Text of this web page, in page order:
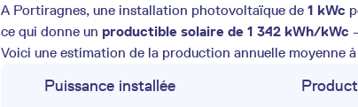
A Portiragnes, une installation photovoltaïque de 1 kWc
ce qui donne un productible solaire de 1 342 kWh/kWc
Voici une estimation de la production annuelle moyenne
Puissance installée